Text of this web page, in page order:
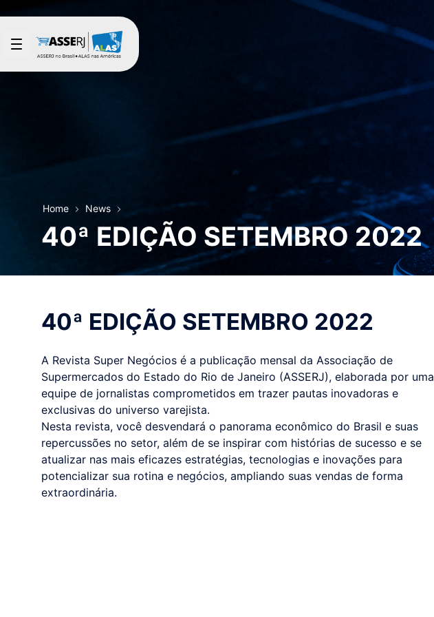
Skip to Main Content
Home News
40ª EDIÇÃO SETEMBRO 2022
40ª EDIÇÃO SETEMBRO 2022
A Revista Super Negócios é a publicação mensal da Associação de
Supermercados do Estado do Rio de Janeiro (ASSERJ), elaborada por uma
equipe de jornalistas comprometidos em trazer pautas inovadoras e
exclusivas do universo varejista.
Nesta revista, você desvendará o panorama econômico do Brasil e suas
repercussões no setor, além de se inspirar com histórias de sucesso e se
atualizar nas mais eficazes estratégias, tecnologias e inovações para
potencializar sua rotina e negócios, ampliando suas vendas de forma
extraordinária.